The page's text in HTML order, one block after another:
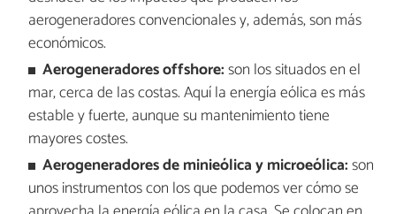
aerogeneradores convencionales y, además, son más
económicos.
Aerogeneradores offshore:son los situados en el
mar, cerca de las costas. Aquí la energía eólica es más
estable y fuerte, aunque su mantenimiento tiene
mayores costes.
Aerogeneradores de minieólica y microeólica:son
unos instrumentos con los que podemos ver cómo se